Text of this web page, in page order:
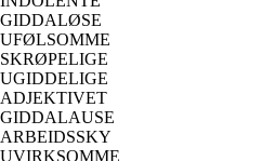
GIDDALØSE
UFØLSOMME
SKRØPELIGE
UGIDDELIGE
ADJEKTIVET
GIDDALAUSE
ARBEIDSSKY
UVIRKSOMME